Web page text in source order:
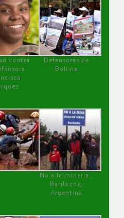
contra
Defensoras de
Bolivia
No a la minería ,
Bariloche,
Argentina